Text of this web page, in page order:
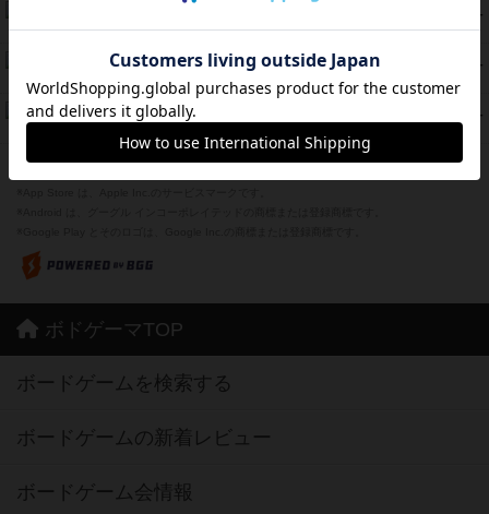
PT
紹介文なし 1件の投稿
PT
ザ・フラッフィー・ライト
39 PT
ふたつの城の物語
ボドゲーマTOP
ボードゲームを検索する
ボードゲームの新着レビュー
ボードゲーム会情報